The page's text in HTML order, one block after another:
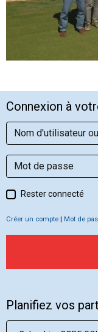
Connexion à
Rester connecté
Créer un compte Mot de
Planifiez vos